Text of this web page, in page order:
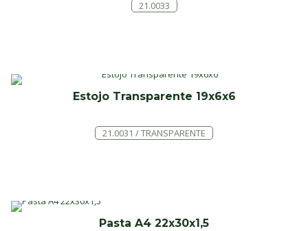
21.0033
Estojo Transparente 19x6x6
21.0031 / TRANSPARENTE
Pasta A4 22x30x1,5